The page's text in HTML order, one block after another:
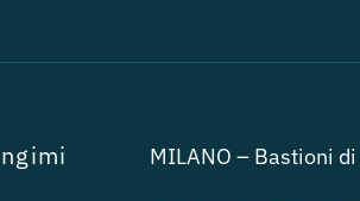
MILANO – Bastioni